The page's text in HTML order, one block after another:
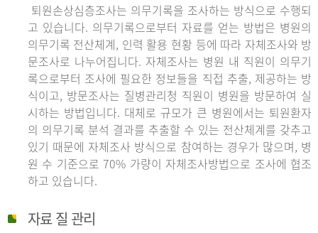
퇴원손상심층조사는 의무기록을 조사하는 방식으로 수행되
고 있습니다. 의무기록으로부터 자료를 얻는 방법은 병원의
의무기록 전산체계, 인력 활용 현황 등에 따라 자체조사와 방
문조사로 나누어집니다. 자체조사는 병원 내 직원이 의무기
록으로부터 조사에 필요한 정보들을 직접 추출, 제공하는 방
식이고, 방문조사는 질병관리청 직원이 병원을 방문하여 실
시하는 방법입니다. 대체로 규모가 큰 병원에서는 퇴원환자
의 의무기록 분석 결과를 추출할 수 있는 전산체계를 갖추고
있기 때문에 자체조사 방식으로 참여하는 경우가 많으며, 병
원 수 기준으로 70% 가량이 자체조사방법으로 조사에 협조
하고 있습니다.
자료 질 관리